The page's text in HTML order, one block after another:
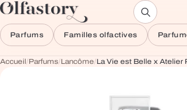
Aller au contenu
Parfums Familles olfactives
Accueil/Parfums/Lancôme/La Vie est Belle x Atelier